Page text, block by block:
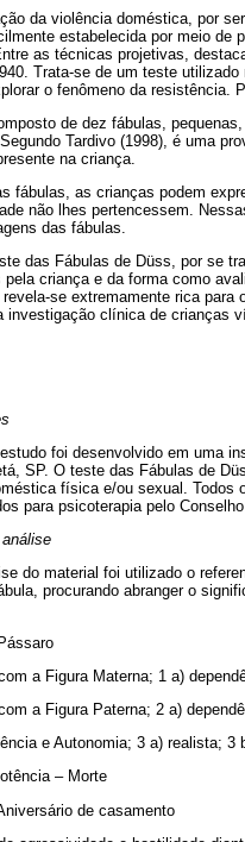
da violência doméstica, por
estabelecida por meio de
as técnicas projetivas,
Trata-se de um teste
o fenômeno da resistência.
de dez fábulas,
Tardivo (1998), é uma
na criança.
fábulas, as crianças podem
não lhes pertencessem.
das fábulas.
das Fábulas de Düss, por se
pela criança e da forma como
se extremamente rica
investigação clínica de crianças
foi desenvolvido em uma
SP. O teste das Fábulas de
física e/ou sexual. Todos
para psicoterapia pelo
do material foi utilizado o
procurando abranger o
a Figura Materna; 1 a)
a Figura Paterna; 2 a)
e Autonomia; 3 a) realista; 3
– Morte
de casamento